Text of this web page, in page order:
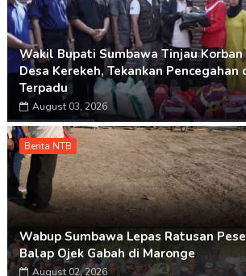
Wakil Bupati Sumbawa Tinjau
Desa Kerekeh, Tekankan Pencegahan
Terpadu
August 03, 2026
Berita NTB
Wabup Sumbawa Lepas Ratusan
Balap Ojek Gabah di Maronge
August 02, 2026